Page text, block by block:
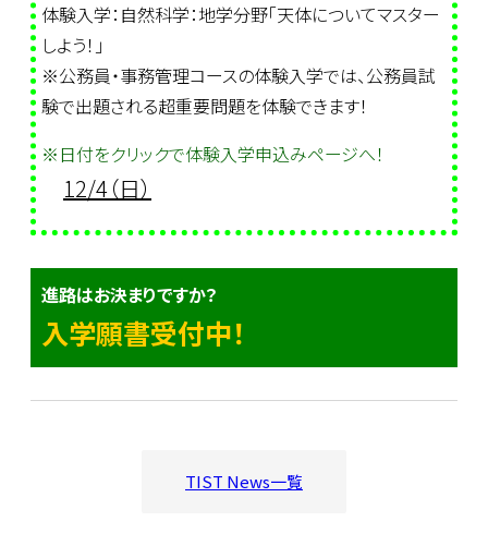
体験入学：自然科学：地学分野「天体についてマスター
しよう！」
※公務員・事務管理コースの体験入学では、公務員試
験で出題される超重要問題を体験できます！
※日付をクリックで体験入学申込みページへ！
12/4（日）
進路はお決まりですか？
入学願書受付中！
TIST News一覧